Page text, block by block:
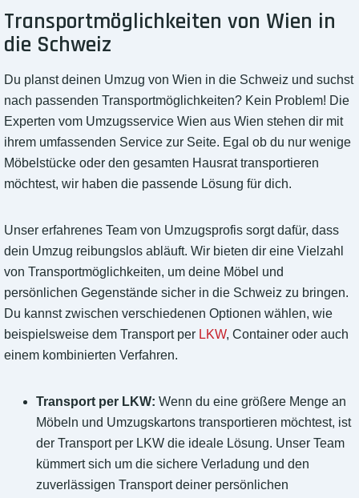
Transportmöglichkeiten von Wien in
die Schweiz
Du planst deinen Umzug von Wien in die Schweiz und suchst
nach passenden Transportmöglichkeiten? Kein Problem! Die
Experten vom Umzugsservice Wien aus Wien stehen dir mit
ihrem umfassenden Service zur Seite. Egal ob du nur wenige
Möbelstücke oder den gesamten Hausrat transportieren
möchtest, wir haben die passende Lösung für dich.
Unser erfahrenes Team von Umzugsprofis sorgt dafür, dass
dein Umzug reibungslos abläuft. Wir bieten dir eine Vielzahl
von Transportmöglichkeiten, um deine Möbel und
persönlichen Gegenstände sicher in die Schweiz zu bringen.
Du kannst zwischen verschiedenen Optionen wählen, wie
beispielsweise dem Transport per LKW, Container oder auch
einem kombinierten Verfahren.
Transport per LKW: Wenn du eine größere Menge an
Möbeln und Umzugskartons transportieren möchtest, ist
der Transport per LKW die ideale Lösung. Unser Team
kümmert sich um die sichere Verladung und den
zuverlässigen Transport deiner persönlichen